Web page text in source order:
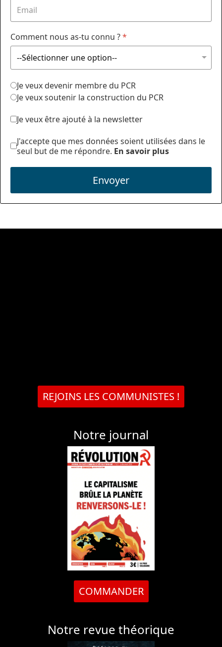
Comment nous as-tu connu ?*
Je veux devenir membre du PCR
Je veux soutenir la construction du PCR
Je veux être ajouté à la newsletter
J'accepte que mes données soient utilisées dans le
seul but de me répondre. En savoir plus
Envoyer
COMMANDER
Notre revue théorique